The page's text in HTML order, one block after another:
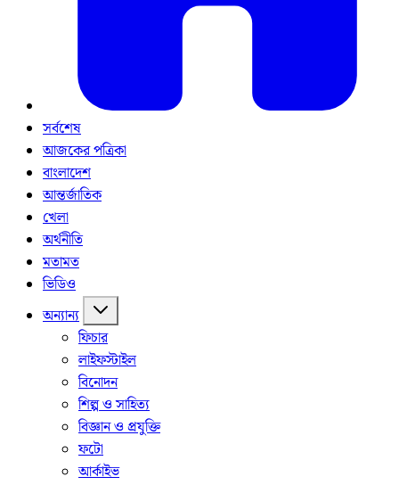
সর্বশেষ
আজকের পত্রিকা
বাংলাদেশ
আন্তর্জাতিক
খেলা
অর্থনীতি
মতামত
ভিডিও
অন্যান্য
ফিচার
লাইফস্টাইল
বিনোদন
শিল্প ও সাহিত্য
বিজ্ঞান ও প্রযুক্তি
ফটো
আর্কাইভ